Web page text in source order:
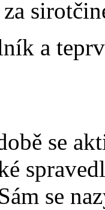
za
a
se
se